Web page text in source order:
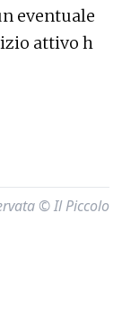
eventuale
attivo h
© Il Piccolo